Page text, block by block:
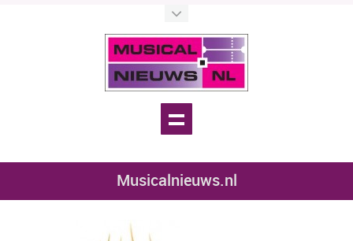
Musicalnieuws.nl